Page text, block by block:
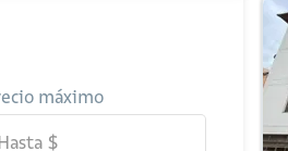
máximo